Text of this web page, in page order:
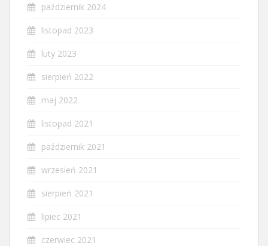
październik 2024
listopad 2023
luty 2023
sierpień 2022
maj 2022
listopad 2021
październik 2021
wrzesień 2021
sierpień 2021
lipiec 2021
czerwiec 2021